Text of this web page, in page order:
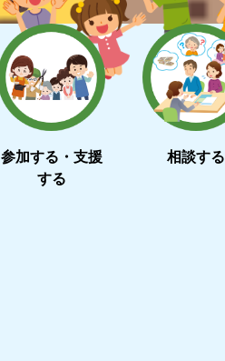
参加する・支援
する
相談する